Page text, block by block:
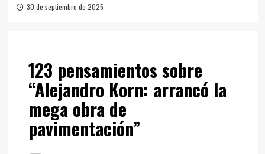
30 de septiembre de 2025
123 pensamientos sobre
“Alejandro Korn: arrancó la
mega obra de
pavimentación”